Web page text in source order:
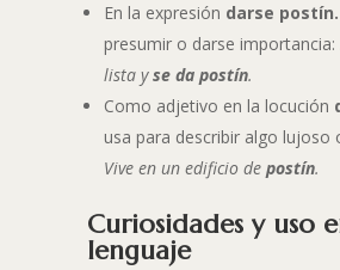
En la expresión darse postín.
presumir o darse importancia:
lista yse da postín.
Como adjetivo en la locución
usa para describir algo lujoso
Vive en un edificio de postín.
Curiosidades y uso
lenguaje